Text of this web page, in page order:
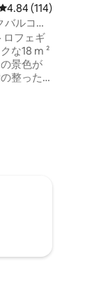
ビュー114件、5つ
4.84 (114)
ルコニ
ロフェギ
な18 m ²
景色が
整った
なワー
クやデ